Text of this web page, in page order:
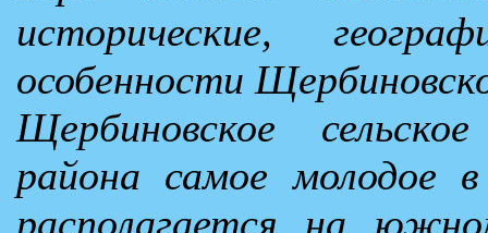
исторические,
особенности
Щербиновское
района самое молодое
располагается на